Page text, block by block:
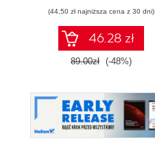
(44,50 zł najniższa cena z 30 dni)
46.28 zł
89.00zł (-48%)